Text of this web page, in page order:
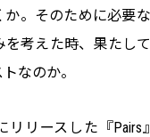
。そのために必要
を考えた時、果たし
なのか。
リリースした『